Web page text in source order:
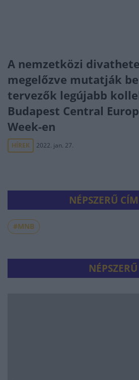
A nemzetközi
megelőzve mutatják
tervezők legújabb
Budapest Central
Week-en
HÍREK 2022. jan. 27.
NÉPSZERŰ
#MNB
NÉPSZERŰ